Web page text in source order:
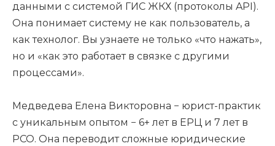
данными с системой ГИС ЖКХ (протоколы API).
Она понимает систему не как пользователь, а
как технолог. Вы узнаете не только «что нажать»,
но и «как это работает в связке с другими
процессами».
Медведева Елена Викторовна − юрист-практик
с уникальным опытом − 6+ лет в ЕРЦ и 7 лет в
РСО. Она переводит сложные юридические